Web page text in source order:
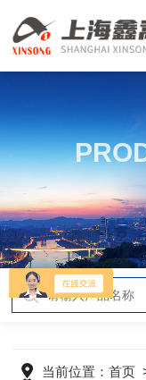
当前位置：首页